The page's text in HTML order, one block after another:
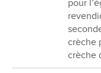
pour
crèche
crèche